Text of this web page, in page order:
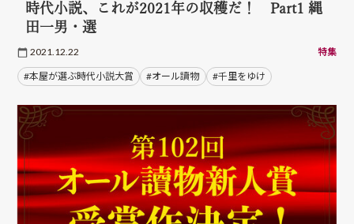
時代小説、これが2021年の収穫だ！ Part1 縄
田一男・選
2021.12.22 特集
#本屋が選ぶ時代小説大賞 #オール讀物 #千里をゆけ